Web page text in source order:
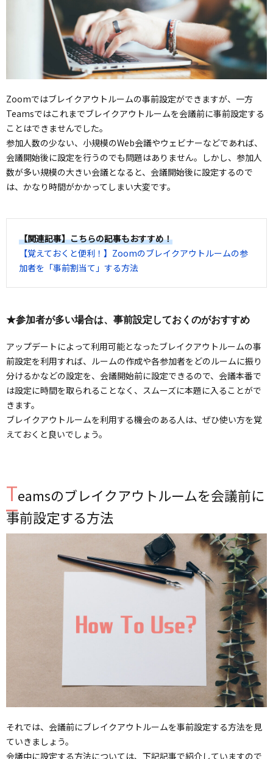
Zoomではブレイクアウトルームの事前設定ができますが、一方
Teamsではこれまでブレイクアウトルームを会議前に事前設定する
ことはできませんでした。
参加人数の少ない、小規模のWeb会議やウェビナーなどであれば、
会議開始後に設定を行うのでも問題はありません。しかし、参加人
数が多い規模の大きい会議となると、会議開始後に設定するので
は、かなり時間がかかってしまい大変です。
【関連記事】こちらの記事もおすすめ！
【覚えておくと便利！】Zoomのブレイクアウトルームの参
加者を「事前割当て」する方法
★参加者が多い場合は、事前設定しておくのがおすすめ
アップデートによって利用可能となったブレイクアウトルームの事
前設定を利用すれば、ルームの作成や各参加者をどのルームに振り
分けるかなどの設定を、会議開始前に設定できるので、会議本番で
は設定に時間を取られることなく、スムーズに本題に入ることがで
きます。
ブレイクアウトルームを利用する機会のある人は、ぜひ使い方を覚
えておくと良いでしょう。
Teamsのブレイクアウトルームを会議前に
事前設定する方法
それでは、会議前にブレイクアウトルームを事前設定する方法を見
ていきましょう。
会議中に設定する方法については、下記記事で紹介していますので